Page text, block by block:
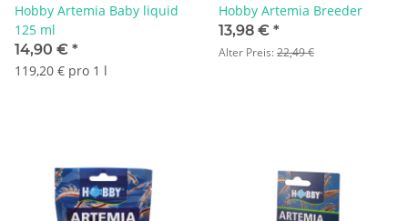
Hobby Artemia Baby liquid
125 ml
14,90 € *
119,20 € pro 1 l
Hobby Artemia Breeder
13,98 € *
Alter Preis:22,49 €